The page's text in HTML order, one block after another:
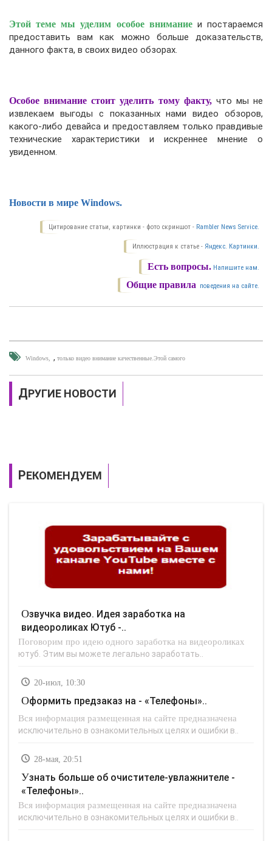
Этой теме мы уделим особое вниманиеи постараемся
предоставить вам как можно больше доказательств,
данного факта, в своих видео обзорах.
Особое внимание стоит уделить тому факту,что мы не
извлекаем выгоды с показанных нами видео обзоров,
какого-либо девайса и предоставляем только правдивые
технические характеристики и искреннее мнение о
увиденном.
Новости в мире Windows.
Цитирование статьи, картинки - фото скриншот - Rambler News Service.
Иллюстрация к статье - Яндекс. Картинки.
Есть вопросы. Напишите нам.
Общие правила поведения на сайте.
Windows , только видео внимание качественные.Этой самого
ДРУГИЕ НОВОСТИ
РЕКОМЕНДУЕМ
Озвучка видео. Идея заработка на
видеороликах Ютуб -..
Поговорим про идею одного заработка на видеороликах
ютуб. Этим вы можете легально заработать..
20-июл, 10:30
Оформить предзаказ на - «Телефоны»..
Вся информация размещенная на сайте предназначена
исключительно в ознакомительных целях и ошибки в..
28-мая, 20:51
Узнать больше об очистителе-увлажнителе -
«Телефоны»..
Вся информация размещенная на сайте предназначена
исключительно в ознакомительных целях и ошибки в..